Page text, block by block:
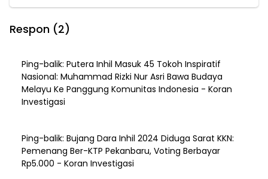
Respon (2)
Ping-balik: Putera Inhil Masuk 45 Tokoh Inspiratif
Nasional: Muhammad Rizki Nur Asri Bawa Budaya
Melayu Ke Panggung Komunitas Indonesia - Koran
Investigasi
Ping-balik: Bujang Dara Inhil 2024 Diduga Sarat KKN:
Pemenang Ber-KTP Pekanbaru, Voting Berbayar
Rp5.000 - Koran Investigasi